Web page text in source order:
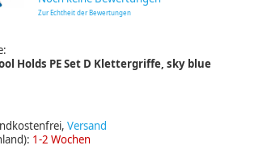
Zur Echtheit der Bewertungen
Holds PE Set D Klettergriffe, sky blue
Versand
1-2 Wochen